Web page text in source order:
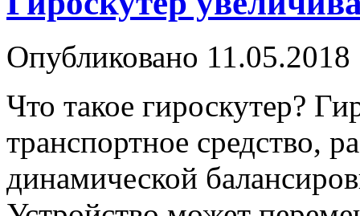
Опубликовано 11.05.2018
Что такое гироскутер?
транспортное средство,
динамической